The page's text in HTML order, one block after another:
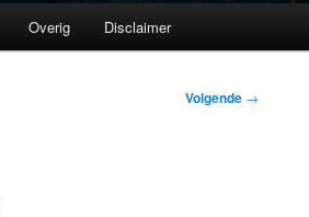
Overig Disclaimer
Volgende →